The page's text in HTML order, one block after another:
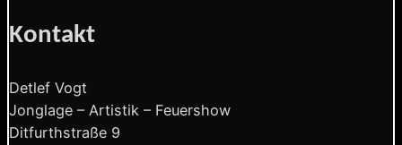
Kontakt
Detlef Vogt
Jonglage – Artistik – Feuershow
Ditfurthstraße 9